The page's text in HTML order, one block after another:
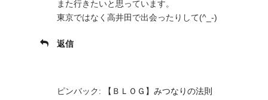
また行きたいと思っています。
東京ではなく高井田で出会ったりして(^_-)
返信
ピンバック: 【ＢＬＯＧ】みつなりの法則